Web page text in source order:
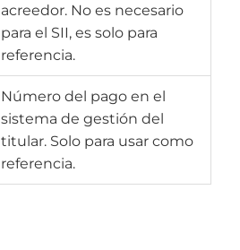
acreedor. No es necesario
para el SII, es solo para
referencia.
Número del pago en el
sistema de gestión del
titular. Solo para usar como
referencia.